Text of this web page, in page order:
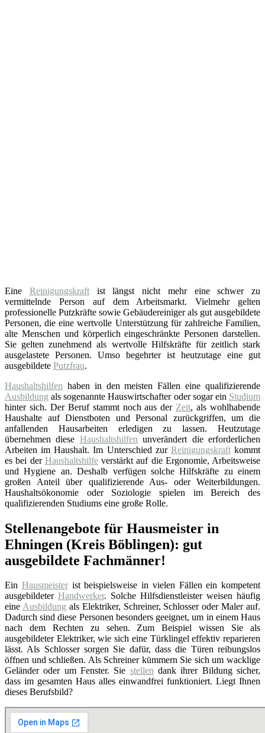
Eine Reinigungskraftist längst nicht mehr eine schwer zu
vermittelnde Person auf dem Arbeitsmarkt. Vielmehr gelten
professionelle Putzkräfte sowie Gebäudereiniger als gut ausgebildete
Personen, die eine wertvolle Unterstützung für zahlreiche Familien,
alte Menschen und körperlich eingeschränkte Personen darstellen.
Sie gelten zunehmend als wertvolle Hilfskräfte für zeitlich stark
ausgelastete Personen. Umso begehrter ist heutzutage eine gut
ausgebildete Putzfrau.
Haushaltshilfen haben in den meisten Fällen eine qualifizierende
Ausbildung als sogenannte Hauswirtschafter oder sogar ein Studium
hinter sich. Der Beruf stammt noch aus der Zeit, als wohlhabende
Haushalte auf Dienstboten und Personal zurückgriffen, um die
anfallenden Hausarbeiten erledigen zu lassen. Heutzutage
übernehmen diese Haushaltshilfen unverändert die erforderlichen
Arbeiten im Haushalt. Im Unterschied zur Reinigungskraftkommt
es bei der Haushaltshilfeverstärkt auf die Ergonomie, Arbeitsweise
und Hygiene an. Deshalb verfügen solche Hilfskräfte zu einem
großen Anteil über qualifizierende Aus- oder Weiterbildungen.
Haushaltsökonomie oder Soziologie spielen im Bereich des
qualifizierenden Studiums eine große Rolle.
Stellenangebote für Hausmeister in
Ehningen (Kreis Böblingen): gut
ausgebildete Fachmänner!
Ein Hausmeisterist beispielsweise in vielen Fällen ein kompetent
ausgebildeter Handwerker. Solche Hilfsdienstleister weisen häufig
eine Ausbildungals Elektriker, Schreiner, Schlosser oder Maler auf.
Dadurch sind diese Personen besonders geeignet, um in einem Haus
nach dem Rechten zu sehen. Zum Beispiel wissen Sie als
ausgebildeter Elektriker, wie sich eine Türklingel effektiv reparieren
lässt. Als Schlosser sorgen Sie dafür, dass die Türen reibungslos
öffnen und schließen. Als Schreiner kümmern Sie sich um wacklige
Geländer oder um Fenster. Sie stellendank ihrer Bildung sicher,
dass im gesamten Haus alles einwandfrei funktioniert. Liegt Ihnen
dieses Berufsbild?